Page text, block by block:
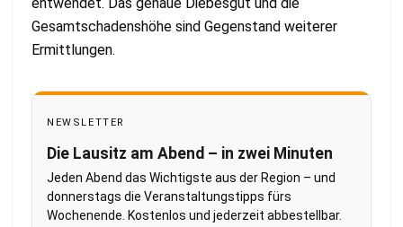
entwendet. Das genaue Diebesgut und die
Gesamtschadenshöhe sind Gegenstand weiterer
Ermittlungen.
NEWSLETTER
Die Lausitz am Abend – in zwei Minuten
Jeden Abend das Wichtigste aus der Region – und
donnerstags die Veranstaltungstipps fürs
Wochenende. Kostenlos und jederzeit abbestellbar.